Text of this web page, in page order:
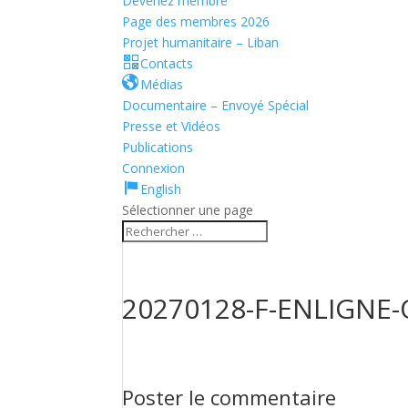
Page des membres 2026
Projet humanitaire – Liban
Contacts
Médias
Documentaire – Envoyé Spécial
Presse et Vidéos
Publications
Connexion
English
Sélectionner une page
20270128-F-ENLIGNE-
Poster le commentaire